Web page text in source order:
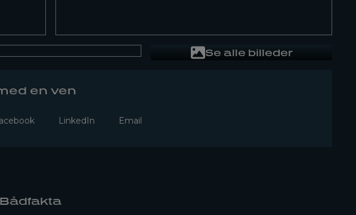
Se alle billeder
en ven
LinkedIn Email
Bådfakta